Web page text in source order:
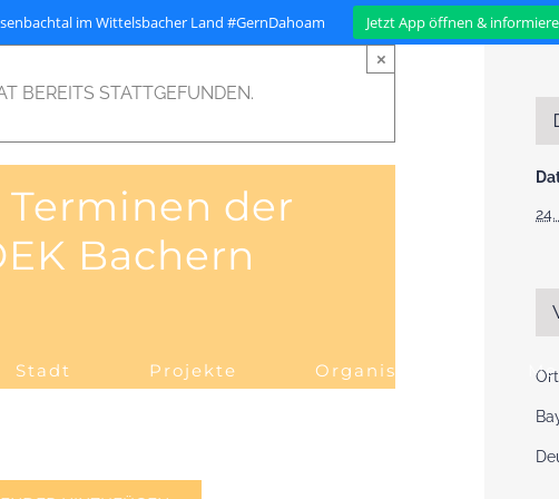
im Wittelsbacher Land #GernDahoam Jetzt App öffnen &
Stadt Projekte Organisation
BEREITS STATTGEFUNDEN.
×
der
Bachern